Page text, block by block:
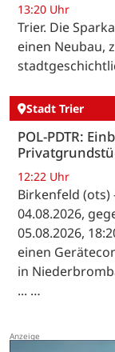
13:20 Uhr
Trier. Die
einen Neubau,
Stadt Trier
POL-PDTR:
12:22 Uhr
Birkenfeld (ots)
04.08.2026,
05.08.2026,
einen
in
... …